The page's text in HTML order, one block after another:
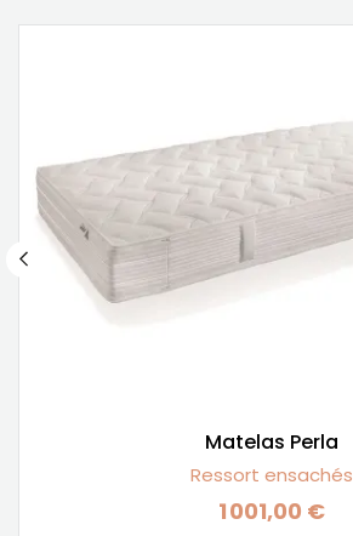
Matelas Perla
Ressort ensachés
Prix
1 001,00 €